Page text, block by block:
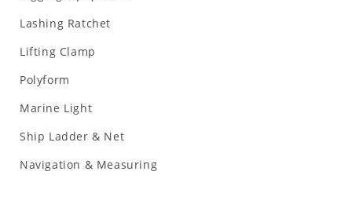
Lashing Ratchet
Lifting Clamp
Polyform
Marine Light
Ship Ladder & Net
Navigation & Measuring